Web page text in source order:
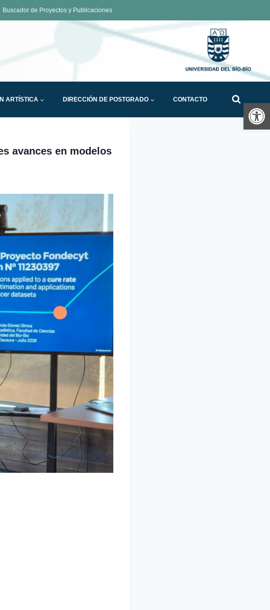
Buscador de Proyectos y Publicaciones
ARTÍSTICA DIRECCIÓN DE POSTGRADO CONTACTO
avances en modelos